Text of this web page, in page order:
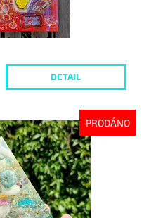
DETAIL
PRODÁNO